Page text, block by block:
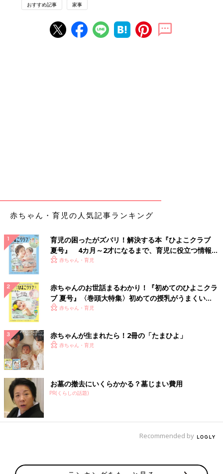
おすすめ記事 家事
赤ちゃん・育児の人気記事ランキング
育児の困ったがズバリ！解決する本『ひよこクラブ
夏号』 4カ月～2才になるまで、育児に役立つ情報が
いっぱい！
赤ちゃん・育児
赤ちゃんのお世話まるわかり！『初めてのひよこクラ
ブ 夏号』〈巻頭大特集〉初めての授乳がうまくい
く！ おっぱい・ミルクの基本と夏のトラブル 解決テ
赤ちゃん・育児
赤ちゃんが生まれたら！2冊の「たまひよ」
赤ちゃん・育児
お墓の撤去にいくらかかる？墓じまい費用
PR(くらしの話題)
Recommended by